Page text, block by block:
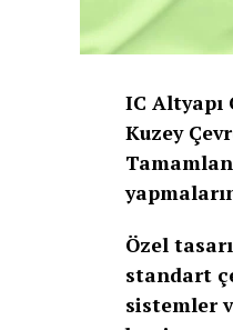
IC Altyapı
Kuzey
Özel
standart
sistemler